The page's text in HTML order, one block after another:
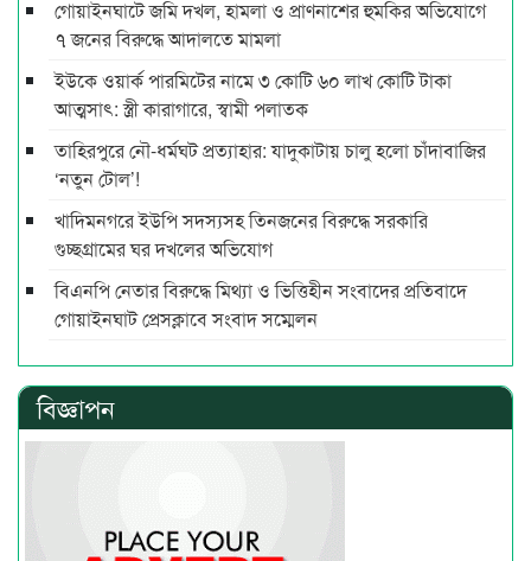
গোয়াইনঘাটে জমি দখল, হামলা ও প্রাণনাশের হুমকির অভিযোগে
৭ জনের বিরুদ্ধে আদালতে মামলা
ইউকে ওয়ার্ক পারমিটের নামে ৩ কোটি ৬০ লাখ কোটি টাকা
আত্মসাৎ: স্ত্রী কারাগারে, স্বামী পলাতক
তাহিরপুরে নৌ-ধর্মঘট প্রত্যাহার: যাদুকাটায় চালু হলো চাঁদাবাজির
‘নতুন টোল’!
খাদিমনগরে ইউপি সদস্যসহ তিনজনের বিরুদ্ধে সরকারি
গুচ্ছগ্রামের ঘর দখলের অভিযোগ
বিএনপি নেতার বিরুদ্ধে মিথ্যা ও ভিত্তিহীন সংবাদের প্রতিবাদে
গোয়াইনঘাট প্রেসক্লাবে সংবাদ সম্মেলন
বিজ্ঞাপন